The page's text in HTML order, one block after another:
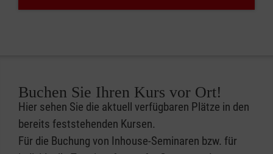
Buchen Sie Ihren Kurs vor Ort!
Hier sehen Sie die aktuell verfügbaren Plätze in den
bereits feststehenden Kursen.
Für die Buchung von Inhouse-Seminaren bzw. für